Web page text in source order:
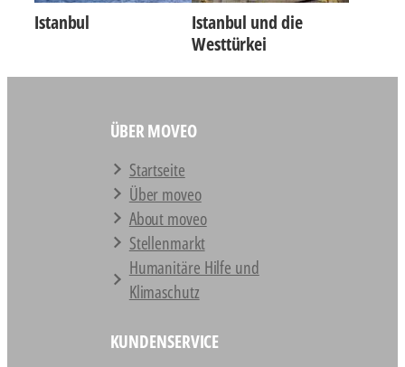
Istanbul
Istanbul und die
Westtürkei
ÜBER MOVEO
Startseite
Über moveo
About moveo
Stellenmarkt
Humanitäre Hilfe und
Klimaschutz
KUNDENSERVICE